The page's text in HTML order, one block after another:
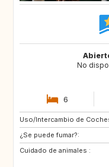
No
6
Uso/Intercambio de
¿Se puede fumar?:
Cuidado de animales :
ES